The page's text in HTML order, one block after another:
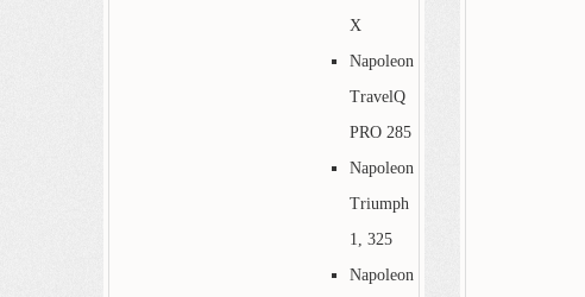
X
Napoleon
TravelQ
PRO 285
Napoleon
Triumph
1, 325
Napoleon